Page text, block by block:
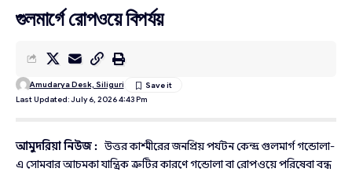
গুলমার্গে রোপওয়ে বিপর্যয়
Last Updated: July 6, 2026 4:43 Pm
Amudarya Desk, Siliguri
আমুদরিয়া নিউজ : উত্তর কাশ্মীরের জনপ্রিয় পর্যটন কেন্দ্র গুলমার্গ গন্ডোলা-
এ সোমবার আচমকা যান্ত্রিক ত্রুটির কারণে গন্ডোলা বা রোপওয়ে পরিষেবা বন্ধ